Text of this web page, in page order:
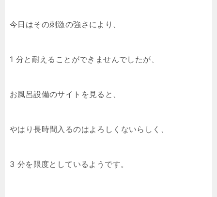
今日はその刺激の強さにより、
1 分と耐えることができませんでしたが、
お風呂設備のサイトを見ると、
やはり長時間入るのはよろしくないらしく、
3 分を限度としているようです。